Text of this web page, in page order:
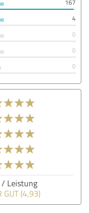
167
4
0
0
0
/ Leistung
GUT (4,93)